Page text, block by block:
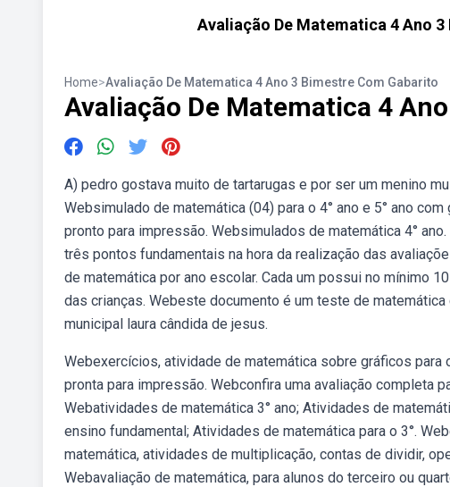
Avaliação De Matematica 4 Ano
Home>Avaliação De Matematica 4 Ano 3 Bimestre Com Gabarito
Avaliação De Matematica 4
A) pedro gostava muito de tartarugas e por ser um menino
Websimulado de matemática (04) para o 4° ano e 5° ano
pronto para impressão. Websimulados de matemática 4°
três pontos fundamentais na hora da realização das
de matemática por ano escolar. Cada um possui no mínimo
das crianças. Webeste documento é um teste de
municipal laura cândida de jesus.
Webexercícios, atividade de matemática sobre gráficos
pronta para impressão. Webconfira uma avaliação completa
Webatividades de matemática 3° ano; Atividades de
ensino fundamental; Atividades de matemática para o 3°.
matemática, atividades de multiplicação, contas de dividir,
Webavaliação de matemática, para alunos do terceiro ou